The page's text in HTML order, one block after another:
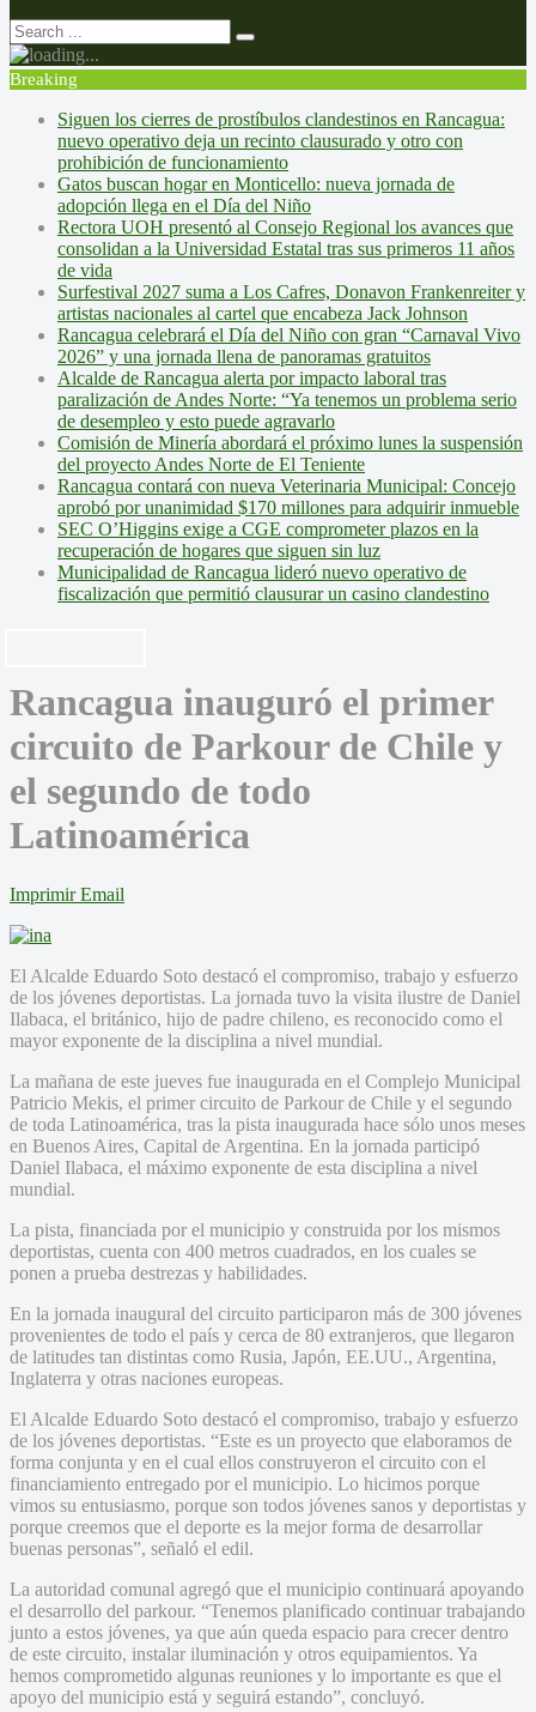
Breaking
Siguen los cierres de prostíbulos clandestinos en Rancagua:
nuevo operativo deja un recinto clausurado y otro con
prohibición de funcionamiento
Gatos buscan hogar en Monticello: nueva jornada de
adopción llega en el Día del Niño
Rectora UOH presentó al Consejo Regional los avances que
consolidan a la Universidad Estatal tras sus primeros 11 años
de vida
Surfestival 2027 suma a Los Cafres, Donavon Frankenreiter y
artistas nacionales al cartel que encabeza Jack Johnson
Rancagua celebrará el Día del Niño con gran “Carnaval Vivo
2026” y una jornada llena de panoramas gratuitos
Alcalde de Rancagua alerta por impacto laboral tras
paralización de Andes Norte: “Ya tenemos un problema serio
de desempleo y esto puede agravarlo
Comisión de Minería abordará el próximo lunes la suspensión
del proyecto Andes Norte de El Teniente
Rancagua contará con nueva Veterinaria Municipal: Concejo
aprobó por unanimidad $170 millones para adquirir inmueble
SEC O’Higgins exige a CGE comprometer plazos en la
recuperación de hogares que siguen sin luz
Municipalidad de Rancagua lideró nuevo operativo de
fiscalización que permitió clausurar un casino clandestino
Rancagua inauguró el primer
circuito de Parkour de Chile y
el segundo de todo
Latinoamérica
Imprimir Email
El Alcalde Eduardo Soto destacó el compromiso, trabajo y esfuerzo
de los jóvenes deportistas. La jornada tuvo la visita ilustre de Daniel
Ilabaca, el británico, hijo de padre chileno, es reconocido como el
mayor exponente de la disciplina a nivel mundial.
La mañana de este jueves fue inaugurada en el Complejo Municipal
Patricio Mekis, el primer circuito de Parkour de Chile y el segundo
de toda Latinoamérica, tras la pista inaugurada hace sólo unos meses
en Buenos Aires, Capital de Argentina. En la jornada participó
Daniel Ilabaca, el máximo exponente de esta disciplina a nivel
mundial.
La pista, financiada por el municipio y construida por los mismos
deportistas, cuenta con 400 metros cuadrados, en los cuales se
ponen a prueba destrezas y habilidades.
En la jornada inaugural del circuito participaron más de 300 jóvenes
provenientes de todo el país y cerca de 80 extranjeros, que llegaron
de latitudes tan distintas como Rusia, Japón, EE.UU., Argentina,
Inglaterra y otras naciones europeas.
El Alcalde Eduardo Soto destacó el compromiso, trabajo y esfuerzo
de los jóvenes deportistas. “Este es un proyecto que elaboramos de
forma conjunta y en el cual ellos construyeron el circuito con el
financiamiento entregado por el municipio. Lo hicimos porque
vimos su entusiasmo, porque son todos jóvenes sanos y deportistas y
porque creemos que el deporte es la mejor forma de desarrollar
buenas personas”, señaló el edil.
La autoridad comunal agregó que el municipio continuará apoyando
el desarrollo del parkour. “Tenemos planificado continuar trabajando
junto a estos jóvenes, ya que aún queda espacio para crecer dentro
de este circuito, instalar iluminación y otros equipamientos. Ya
hemos comprometido algunas reuniones y lo importante es que el
apoyo del municipio está y seguirá estando”, concluyó.